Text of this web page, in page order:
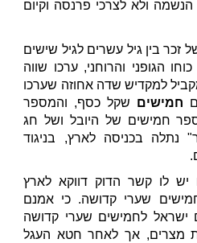
ולא לצרכי פרנסה וקיום
זכר בין גיל עשרים לגיל שישים
הגופני והרוחני, ערכו שווה
למקדיש שדה אחוזה שערכו
חמישים שקל כסף, והמספר
חמישים של היובל ושל חג
נתלה בכניסה לארץ, בניגוד
לו קשר הדוק דווקא לארץ
שערי קדושה. כי אמנם
ישראל לחמישים שערי קדושה
מצרים, אך לאחר חטא העגל